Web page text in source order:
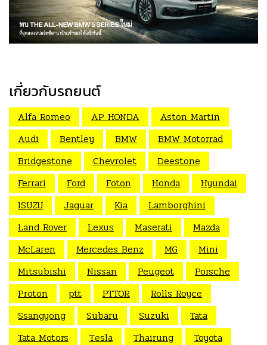
เกี่ยวกับรถยนต์
Alfa Romeo AP HONDA
Aston Martin
Audi
Bentley BMW
BMW Motorrad
Bridgestone
Chevrolet
Deestone
Ferrari
Ford Foton Honda
Hyundai
ISUZU
Jaguar Kia
Lamborghini
Land Rover
Lexus Maserati
Mazda
McLaren
Mercedes Benz MG
Mini
Mitsubishi
Nissan Peugeot
Porsche
Proton
ptt PTTOR
Rolls Royce
Ssangyong
Subaru Suzuki
Tata
Tata Motors
Tesla Thairung Toyota